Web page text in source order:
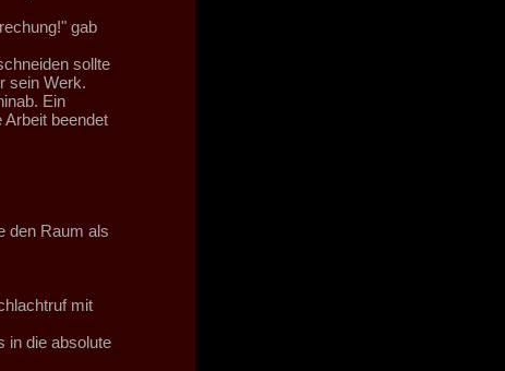
gab
sollte
sein Werk.
Ein
beendet
den Raum als
mit
in die absolute